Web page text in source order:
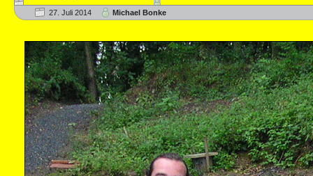
27. Juli 2014 Michael Bonke